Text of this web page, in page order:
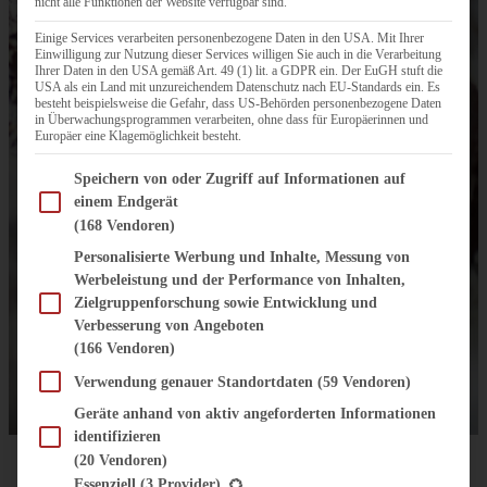
Einige Services verarbeiten personenbezogene Daten in den USA. Mit Ihrer
Einwilligung zur Nutzung dieser Services willigen Sie auch in die Verarbeitung
Ihrer Daten in den USA gemäß Art. 49 (1) lit. a GDPR ein. Der EuGH stuft die
USA als ein Land mit unzureichendem Datenschutz nach EU-Standards ein. Es
besteht beispielsweise die Gefahr, dass US-Behörden personenbezogene Daten
in Überwachungsprogrammen verarbeiten, ohne dass für Europäerinnen und
Europäer eine Klagemöglichkeit besteht.
Im Folgenden finden Sie eine Liste der Zwecke des IAB Transparency and Consent
Speichern von oder Zugriff auf Informationen auf
einem Endgerät
(168 Vendoren)
Personalisierte Werbung und Inhalte, Messung von
Werbeleistung und der Performance von Inhalten,
Zielgruppenforschung sowie Entwicklung und
Verbesserung von Angeboten
(166 Vendoren)
Verwendung genauer Standortdaten (59 Vendoren)
Geräte anhand von aktiv angeforderten Informationen
identifizieren
(20 Vendoren)
Es folgt eine Liste der Service-Gruppen, für die eine Einwilligung erteilt werden